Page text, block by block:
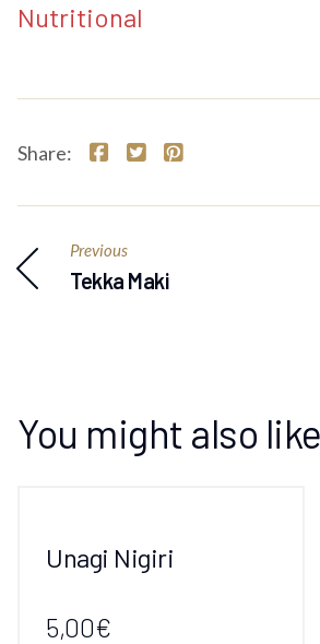
Nutritional
Share:
Previous
Tekka Maki
You might also like
Unagi Nigiri
5,00€